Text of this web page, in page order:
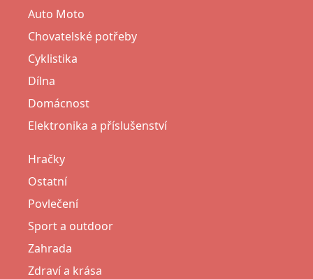
Auto Moto
Chovatelské potřeby
Cyklistika
Dílna
Domácnost
Elektronika a příslušenství
Hračky
Ostatní
Povlečení
Sport a outdoor
Zahrada
Zdraví a krása